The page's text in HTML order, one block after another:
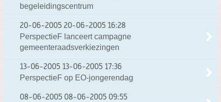
begeleidingscentrum
20-06-2005 20-06-2005 16:28
PerspectieF lanceert campagne
gemeenteraadsverkiezingen
13-06-2005 13-06-2005 17:36
PerspectieF op EO-jongerendag
08-06-2005 08-06-2005 09:55